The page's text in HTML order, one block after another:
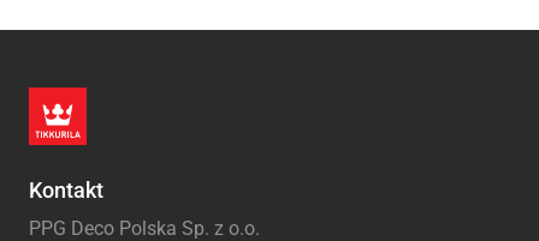
Kontakt
PPG Deco Polska Sp. z o.o.